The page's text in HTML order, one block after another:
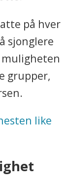
på hver
sjonglere
muligheten
grupper,
like